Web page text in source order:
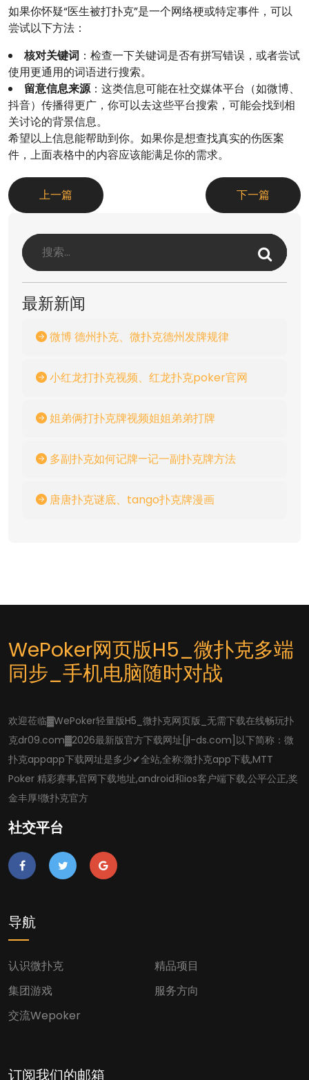
如果你怀疑“医生被打扑克”是一个网络梗或特定事件，可以
尝试以下方法：
核对关键词 ：检查一下关键词是否有拼写错误，或者尝试
使用更通用的词语进行搜索。
留意信息来源：这类信息可能在社交媒体平台（如微博、
抖音）传播得更广，你可以去这些平台搜索，可能会找到相
关讨论的背景信息。
希望以上信息能帮助到你。如果你是想查找真实的伤医案
件，上面表格中的内容应该能满足你的需求。
上一篇 下一篇
最新新闻
微博 德州扑克、微扑克德州发牌规律
小红龙打扑克视频、红龙扑克poker官网
姐弟俩打扑克牌视频姐姐弟弟打牌
多副扑克如何记牌—记一副扑克牌方法
唐唐扑克谜底、tango扑克牌漫画
WePoker网页版H5_微扑克多端
同步_手机电脑随时对战
欢迎莅临▓WePoker轻量版H5_微扑克网页版_无需下载在线畅玩扑
克dr09.com▓2026最新版官方下载网址[jl-ds.com]以下简称：微
扑克appapp下载网址是多少✔全站,全称:微扑克app下载,MTT
Poker 精彩赛事,官网下载地址,android和ios客户端下载,公平公正,奖
金丰厚!微扑克官方
社交平台
导航
认识微扑克
精品项目
集团游戏
服务方向
交流wepoker
订阅我们的邮箱